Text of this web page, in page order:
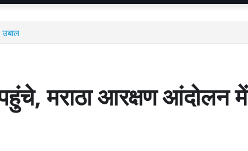
मराठा आरक्षण आंदोलन में